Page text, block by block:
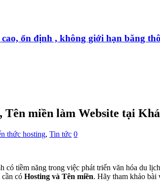
ổn định , không giới hạn băng
miền làm Website tại
thức hosting, Tin tức 0
có tiềm năng trong việc phát triển văn hóa du
có Hosting và Tên miền. Hãy tham khảo bài